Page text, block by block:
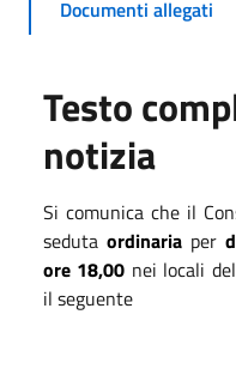
Documenti allegati
Testo
notizia
Si comunica che il
seduta ordinaria per
ore 18,00 nei locali
il seguente